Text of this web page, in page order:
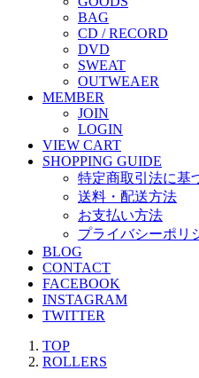
BAG
CD / RECORD
DVD
SWEAT
OUTWEAER
MEMBER
JOIN
LOGIN
VIEW CART
SHOPPING GUIDE
特定商取引法に基
送料・配送方法
お支払い方法
プライバシーポリ
BLOG
CONTACT
FACEBOOK
INSTAGRAM
TWITTER
TOP
ROLLERS